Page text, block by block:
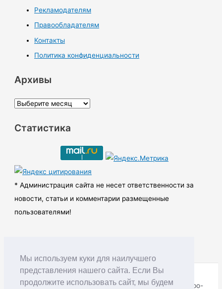
Мы используем куки для наилучшего
представления нашего сайта. Если Вы
продолжите использовать сайт, мы будем
Рекламодателям
Правообладателям
Контакты
Политика конфиденциальности
Архивы
А
х
ы
Статистика
* Администрация сайта не несет ответственности за
новости, статьи и комментарии размещенные
пользователями!
Copyright © RUDNIK.MOBI 28.06.2008 - 2026 | Северо-